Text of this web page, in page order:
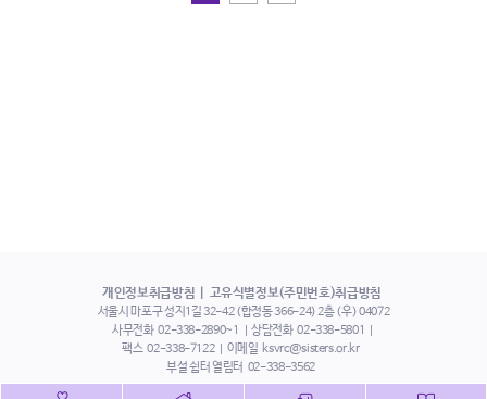
개인정보취급방침 고유식별정보(주민번호)취급방침
서울시 마포구 성지1길 32-42 (합정동 366-24) 2층 (우) 04072
사무전화 02-338-2890~1 상담전화 02-338-5801
팩스 02-338-7122 이메일 ksvrc@sisters.or.kr
부설 쉼터 열림터 02-338-3562